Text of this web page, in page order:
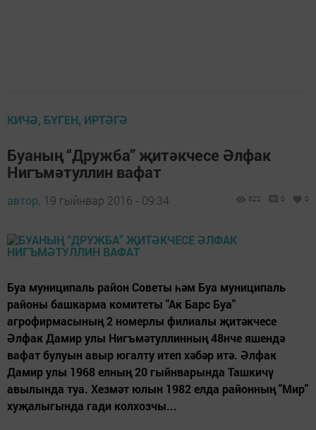
КИЧӘ, БҮГЕН, ИРТӘГӘ
Буаның “Дружба” җитәкчесе Әлфак
Нигъмәтуллин вафат
автор, 19 гыйнвар 2016 - 09:34 622 0 0
Буа муниципаль район Советы һәм Буа муниципаль
районы башкарма комитеты "Ак Барс Буа"
агрофирмасының 2 номерлы филиалы җитәкчесе
Әлфак Дамир улы Нигъмәтуллинның 48нче яшендә
вафат булуын авыр югалту итеп хәбәр итә. Әлфак
Дамир улы 1968 елның 20 гыйнварында Ташкичү
авылында туа. Хезмәт юлын 1982 елда районның "Мир"
хуҗалыгында гади колхозчы...